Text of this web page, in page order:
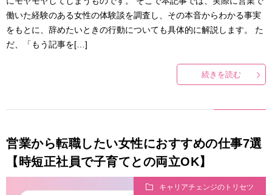
働いた経験のある女性の体験談を調査し、その本音からわかる事実
をもとに、辞めたいときの行動についても具体的に解説します。 た
だ、「もう記事を[…]
続きを読む
営業から転職したい女性におすすめの仕事7選
【時短正社員で子育てとの両立OK】
キャリアチェンジのトリセツ